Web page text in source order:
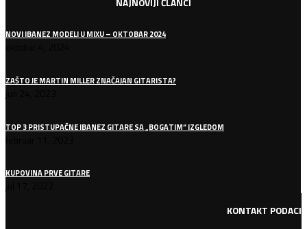
NOVI IBANEZ MODELI U MIXU – OKTOBAR 2024
ZAŠTO JE MARTIN MILLER ZNAČAJAN GITARISTA?
TOP 3 PRISTUPAČNE IBANEZ GITARE SA „BOGATIM“ IZGLEDOM
KUPOVINA PRVE GITARE
KONTAKT PODACI